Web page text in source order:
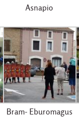
Asnapio
Bram- Eburomagus